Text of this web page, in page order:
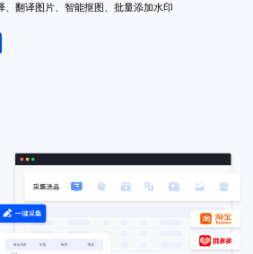
、翻译图片、智能抠图、批量添加水印